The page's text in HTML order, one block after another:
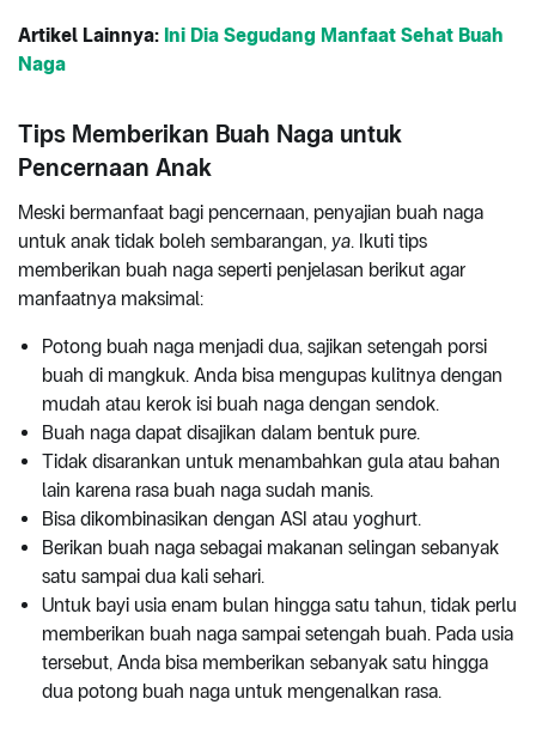
Artikel Lainnya: Ini Dia Segudang Manfaat Sehat Buah
Naga
Tips Memberikan Buah Naga untuk
Pencernaan Anak
Meski bermanfaat bagi pencernaan, penyajian buah naga
untuk anak tidak boleh sembarangan, ya. Ikuti tips
memberikan buah naga seperti penjelasan berikut agar
manfaatnya maksimal:
Potong buah naga menjadi dua, sajikan setengah porsi
buah di mangkuk. Anda bisa mengupas kulitnya dengan
mudah atau kerok isi buah naga dengan sendok.
Buah naga dapat disajikan dalam bentuk pure.
Tidak disarankan untuk menambahkan gula atau bahan
lain karena rasa buah naga sudah manis.
Bisa dikombinasikan dengan ASI atau yoghurt.
Berikan buah naga sebagai makanan selingan sebanyak
satu sampai dua kali sehari.
Untuk bayi usia enam bulan hingga satu tahun, tidak perlu
memberikan buah naga sampai setengah buah. Pada usia
tersebut, Anda bisa memberikan sebanyak satu hingga
dua potong buah naga untuk mengenalkan rasa.